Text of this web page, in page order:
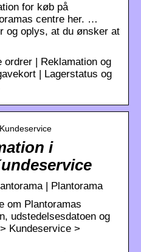
for køb på
centre her. …
og oplys, at du ønsker at
ordrer | Reklamation og
| Lagerstatus og
i
| Plantorama
om Plantoramas
udstedelsesdatoen og
Kundeservice >